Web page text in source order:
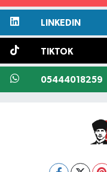
LINKEDIN
TIKTOK
05444018259